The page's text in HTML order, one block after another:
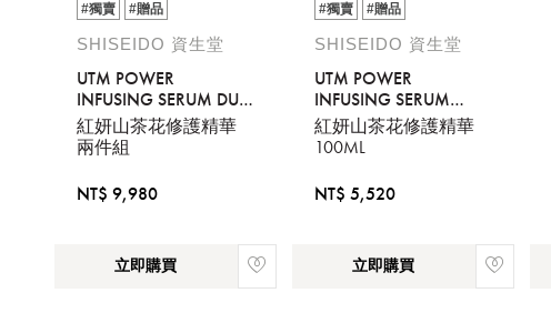
#獨賣 #贈品
SHISEIDO 資生堂
UTM POWER
INFUSING SERUM DUO
100ML*2
紅妍山茶花修護精華
兩件組
NT$ 9,980
立即購買
#獨賣 #贈品
SHISEIDO 資生堂
UTM POWER
INFUSING SERUM
100ML
紅妍山茶花修護精華
100ML
NT$ 5,520
立即購買